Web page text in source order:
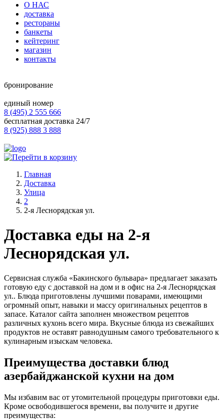
О НАС
доставка
рестораны
банкеты
кейтеринг
магазин
контакты
бронирование
единый номер
8 (495) 2 555 666
бесплатная доставка 24/7
8 (925) 888 3 888
Главная
Доставка
Улица
2
2-я Леснорядская ул.
Доставка еды на 2-я
Леснорядская ул.
Сервисная служба «Бакинского бульвара» предлагает заказать
готовую еду с доставкой на дом и в офис на 2-я Леснорядская
ул.. Блюда приготовлены лучшими поварами, имеющими
огромный опыт, навыки и массу оригинальных рецептов в
запасе. Каталог сайта заполнен множеством рецептов
различных кухонь всего мира. Вкусные блюда из свежайших
продуктов не оставят равнодушным самого требовательного к
кулинарным изыскам человека.
Преимущества доставки блюд
азербайджанской кухни на дом
Мы избавим вас от утомительной процедуры приготовки еды.
Кроме освободившегося времени, вы получите и другие
преимущества: